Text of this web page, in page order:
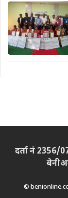
दर्ता नं 2356/
©